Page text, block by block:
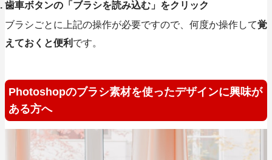
歯車ボタンの「ブラシを読み込む」をクリック
ブラシごとに上記の操作が必要ですので、何度か操作して覚
えておくと便利 です。
Photoshopのブラシ素材を使ったデザインに興味が
ある方へ